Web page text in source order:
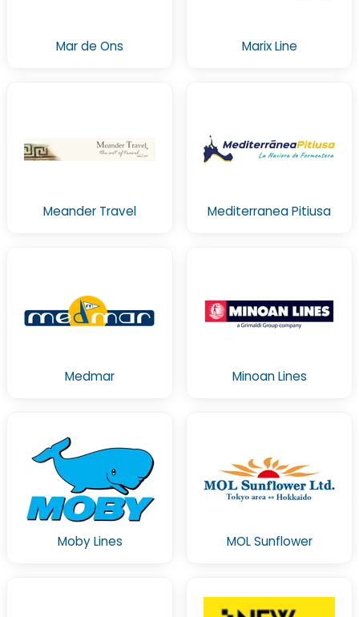
Mar de Ons Marix Line
Meander Travel Mediterranea Pitiusa
Medmar Minoan Lines
Moby Lines MOL Sunflower